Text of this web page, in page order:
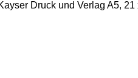
Druck und Verlag A5, 21